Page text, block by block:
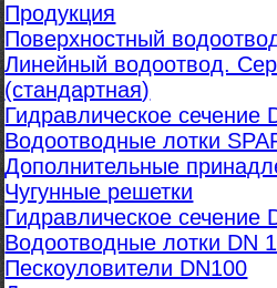
Продукция
Поверхностный
Линейный водоотвод.
(стандартная)
Гидравлическое сечение
Водоотводные лотки
Дополнительные
Чугунные решетки
Гидравлическое сечение
Водоотводные лотки DN
Пескоуловители DN100